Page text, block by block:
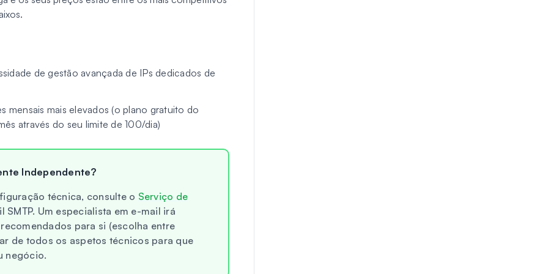
de gestão avançada de IPs dedicados de
mensais mais elevados (o plano gratuito do
através do seu limite de 100/dia)
Independente?
técnica, consulte o Serviço de
SMTP. Um especialista em e-mail irá
para si (escolha entre
de todos os aspetos técnicos para que
negócio.